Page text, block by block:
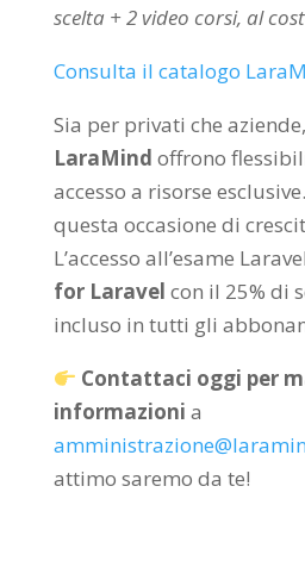
scelta + 2 video corsi, al
Consulta il catalogo
Sia per privati che
LaraMind offrono
accesso a risorse
questa occasione di
L’accesso all’esame
for Laravel con il 25% di
incluso in tutti gli
Contattaci oggi per
informazioni a
attimo saremo da te!